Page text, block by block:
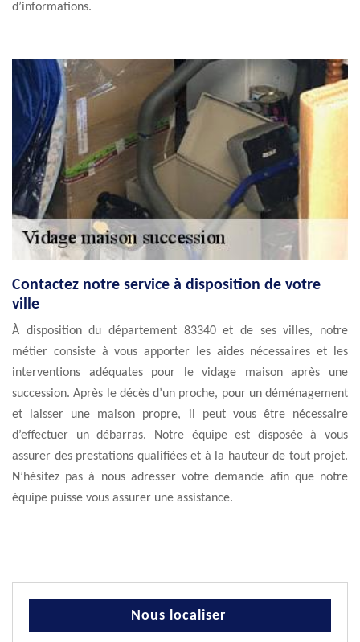
d’informations.
Contactez notre service à disposition de votre
ville
À disposition du département 83340 et de ses villes, notre
métier consiste à vous apporter les aides nécessaires et les
interventions adéquates pour le vidage maison après une
succession. Après le décès d’un proche, pour un déménagement
et laisser une maison propre, il peut vous être nécessaire
d’effectuer un débarras. Notre équipe est disposée à vous
assurer des prestations qualifiées et à la hauteur de tout projet.
N’hésitez pas à nous adresser votre demande afin que notre
équipe puisse vous assurer une assistance.
Nous localiser